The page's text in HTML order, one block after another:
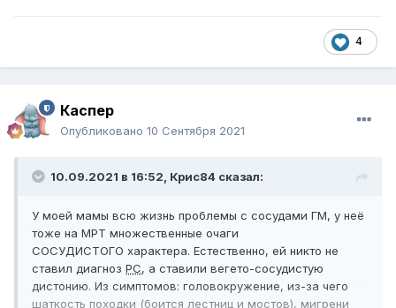
4
Каспер
Опубликовано 10 Сентября 2021
10.09.2021 в 16:52, Крис84 сказал:
У моей мамы всю жизнь проблемы с сосудами ГМ, у неё
тоже на МРТ множественные очаги
СОСУДИСТОГО характера. Естественно, ей никто не
ставил диагноз РС, а ставили вегето-сосудистую
дистонию. Из симптомов: головокружение, из-за чего
шаткость походки (боится лестниц и мостов), мигрени